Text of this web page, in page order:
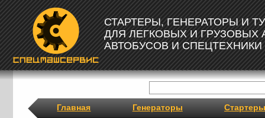
СТАРТЕРЫ, ГЕНЕРАТОРЫ И
ДЛЯ ЛЕГКОВЫХ И ГРУЗОВЫХ
АВТОБУСОВ И СПЕЦТЕХНИКИ
Главная Генераторы Стартеры